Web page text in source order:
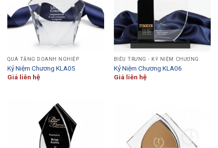
QUÀ TẶNG DOANH NGHIỆP
Kỷ Niệm Chương KLA05
Giá liên hệ
BIỂU TRƯNG - KỶ NIỆM CHƯƠNG
Kỷ Niệm Chương KLA06
Giá liên hệ